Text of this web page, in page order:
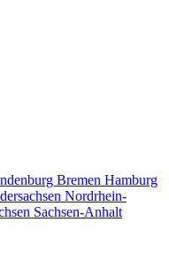
Bremen Hamburg
Nordrhein-
Sachsen-Anhalt